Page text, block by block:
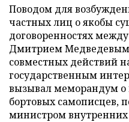
Поводом для
частных лиц о якобы
договоренностях
Дмитрием Медведевым.
совместных действий
государственным
вызывал меморандум о
бортовых
министром